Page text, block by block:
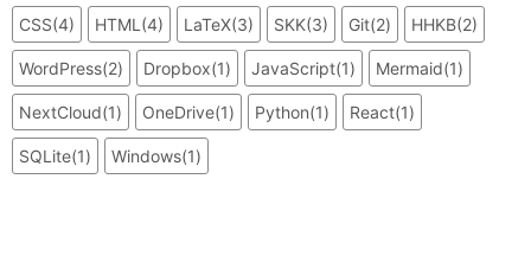
CSS(4) HTML(4) LaTeX(3) SKK(3) Git(2) HHKB(2)
WordPress(2) Dropbox(1) JavaScript(1) Mermaid(1)
NextCloud(1) OneDrive(1) Python(1) React(1)
SQLite(1) Windows(1)